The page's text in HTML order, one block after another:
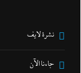
نشرة لايف
جاءنا الآن